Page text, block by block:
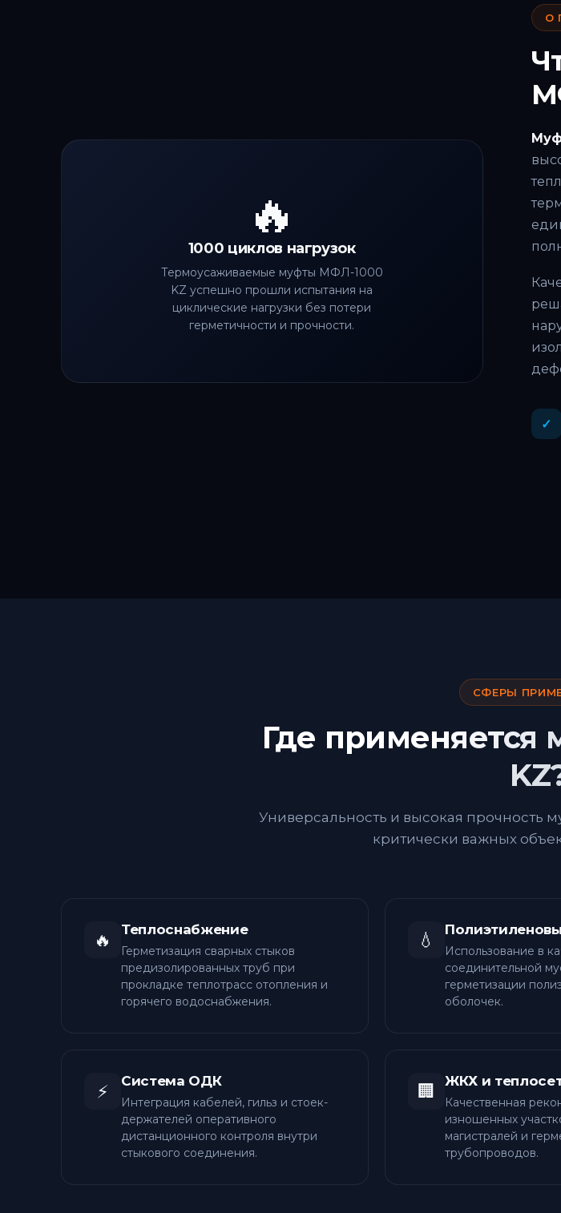
🔥
1000 циклов нагрузок
Термоусаживаемые муфты МФЛ-1000
KZ успешно прошли испытания на
циклические нагрузки без потери
герметичности и прочности.
О
✓
СФЕРЫ
Где
Универсальность и высокая прочность
критически важных
🔥 Теплоснабжение
Герметизация сварных стыков
предизолированных труб при
прокладке теплотрасс отопления и
горячего водоснабжения.
💧
Использование в
соединительной
герметизации
оболочек.
⚡ Система ОДК
Интеграция кабелей, гильз и стоек-
держателей оперативного
дистанционного контроля внутри
стыкового соединения.
🏢 ЖКХ и
Качественная
изношенных
магистралей и
трубопроводов.